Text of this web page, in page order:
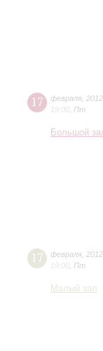
17 февраля 2012
19:00 Пт
Большой
17 февраля 2012
19:00 Пт
Малый зал